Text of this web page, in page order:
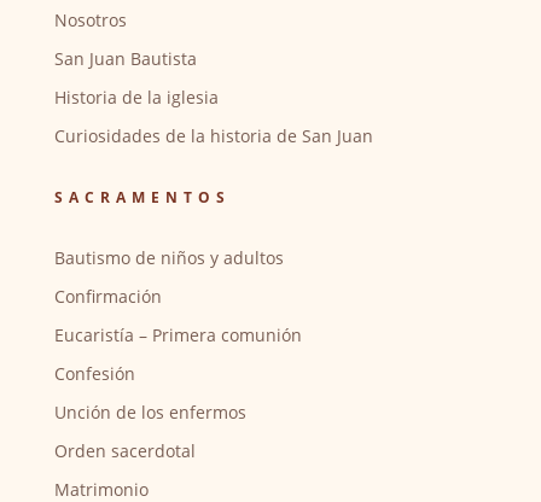
Nosotros
San Juan Bautista
Historia de la iglesia
Curiosidades de la historia de San Juan
SACRAMENTOS
Bautismo de niños y adultos
Confirmación
Eucaristía – Primera comunión
Confesión
Unción de los enfermos
Orden sacerdotal
Matrimonio